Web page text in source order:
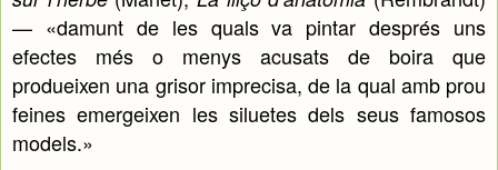
— «damunt de les quals va pintar després uns
efectes més o menys acusats de boira que
produeixen una grisor imprecisa, de la qual amb prou
feines emergeixen les siluetes dels seus famosos
models.»